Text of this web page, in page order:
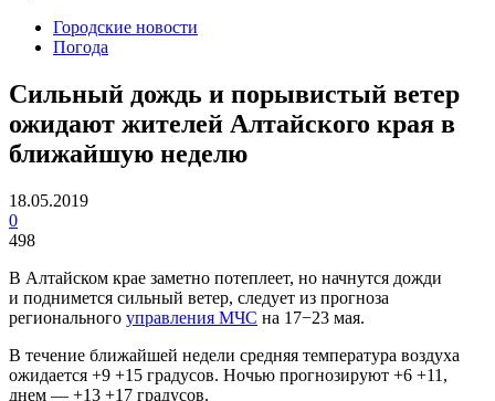
Городские новости
Погода
Сильный дождь и порывистый ветер
ожидают жителей Алтайского края в
ближайшую неделю
18.05.2019
0
498
В Алтайском крае заметно потеплеет, но начнутся дожди
и поднимется сильный ветер, следует из прогноза
регионального управления МЧС на 17−23 мая.
В течение ближайшей недели средняя температура воздуха
ожидается +9 +15 градусов. Ночью прогнозируют +6 +11,
днем — +13 +17 градусов.